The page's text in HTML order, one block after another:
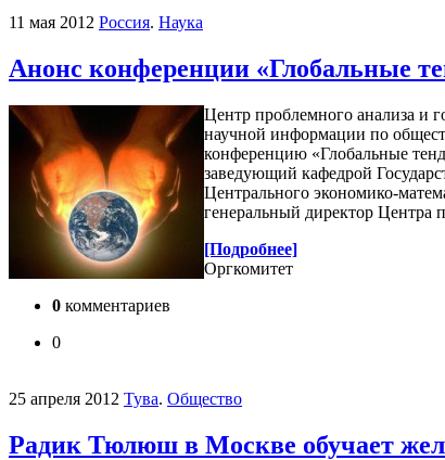
11 мая 2012 Россия. Наука
Анонс конференции «Глобальные
Центр проблемного анализа и
научной информации по
конференцию «Глобальные
заведующий кафедрой
Центрального экономико-
генеральный директор Центра
[Подробнее]
Оргкомитет
0 комментариев
0
25 апреля 2012 Тува. Общество
Радик Тюлюш в Москве обучает